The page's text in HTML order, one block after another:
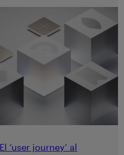
‘user journey’ al